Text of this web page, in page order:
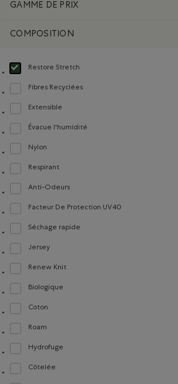
GAMME DE PRIX
COMPOSITION
Restore Stretch
Choisir Classé selon Composition : Restore
Fibres Recyclées
Classer selon Composition :
Extensible
Classer selon Composition : Extensible(Stretch)
Évacue l'humidité
Classer selon Composition :
Nylon
Classer selon Composition : Nylon(Nylon)
Respirant
Classer selon Composition : Respirant(Breathable)
Anti-Odeurs
Classer selon Composition : Anti-Odeurs(Anti-
Facteur De Protection UV40
Classer selon Composition :
Séchage rapide
Classer selon Composition :
Jersey
Classer selon Composition : Jersey(Jersey)
Renew Knit
Classer selon Composition : Renew Knit(Renew Knit)
Biologique
Classer selon Composition :
Coton
Classer selon Composition : Coton(Cotton)
Roam
Classer selon Composition : Roam(Roam)
Hydrofuge
Classer selon Composition :
Côtelée
Classer selon Composition : Côtelée(Ribbed)